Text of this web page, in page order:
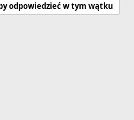
odpowiedzieć w tym wątku